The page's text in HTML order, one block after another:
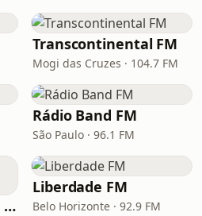
Transcontinental FM
Mogi das Cruzes · 104.7 FM
Rádio Band FM
São Paulo · 96.1 FM
Massa FM São Paulo 92.9
Liberdade FM
Belo Horizonte · 92.9 FM